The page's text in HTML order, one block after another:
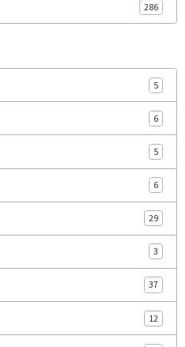
286
5
6
5
6
29
3
37
12